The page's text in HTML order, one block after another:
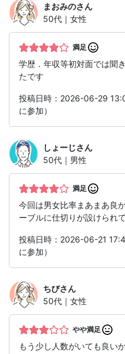
まおみのさん
50代｜女性
満足
学歴．年収等初対面では聞
たです
投稿日時：2026-06-29
に参加）
しょーじさん
50代｜男性
満足
今回は男女比率まあまあ良
ーブルに仕切りが設けられ
投稿日時：2026-06-21
に参加）
ちびさん
50代｜女性
やや満足
もう少し人数がいても良い